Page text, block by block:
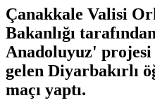
Çanakkale Valisi
Bakanlığı
Anadoluyuz' projesi
gelen Diyarbakırlı
maçı yaptı.